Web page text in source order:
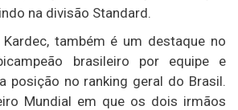
na divisão Standard.
Kardec, também é um destaque no
brasileiro por equipe e
posição no ranking geral do Brasil.
Mundial em que os dois irmãos